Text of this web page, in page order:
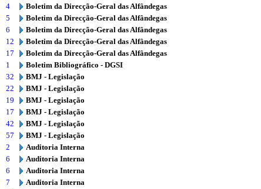
4
Boletim da Direcção-Geral das Alfândegas
5
Boletim da Direcção-Geral das Alfândegas
6
Boletim da Direcção-Geral das Alfândegas
12
Boletim da Direcção-Geral das Alfândegas
17
Boletim da Direcção-Geral das Alfândegas
1
Boletim Bibliográfico - DGSI
32
BMJ - Legislação
22
BMJ - Legislação
19
BMJ - Legislação
17
BMJ - Legislação
42
BMJ - Legislação
57
BMJ - Legislação
2
Auditoria Interna
6
Auditoria Interna
6
Auditoria Interna
7
Auditoria Interna